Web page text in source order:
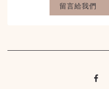
留言給我們